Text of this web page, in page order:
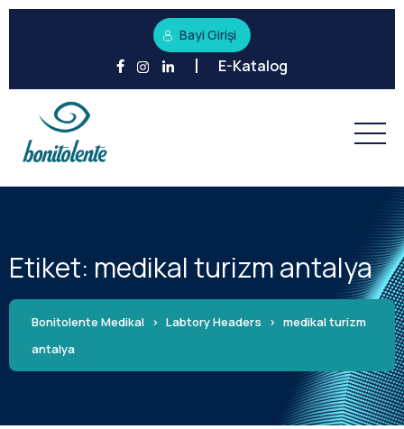
Bayi Girişi
E-Katalog
Etiket: medikal turizm antalya
Bonitolente Medikal > Labtory Headers > medikal turizm
antalya